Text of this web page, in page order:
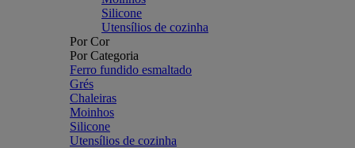
Silicone
Utensílios de cozinha
Por Cor
Por Categoria
Ferro fundido esmaltado
Grés
Chaleiras
Moinhos
Silicone
Utensílios de cozinha